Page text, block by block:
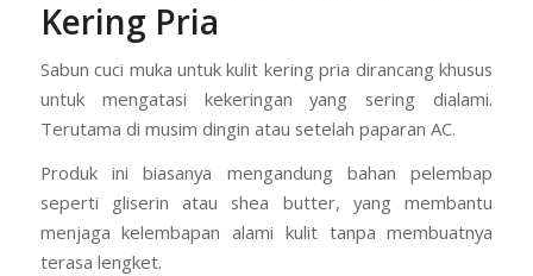
Kering Pria
Sabun cuci muka untuk kulit kering pria dirancang khusus
untuk mengatasi kekeringan yang sering dialami.
Terutama di musim dingin atau setelah paparan AC.
Produk ini biasanya mengandung bahan pelembap
seperti gliserin atau shea butter, yang membantu
menjaga kelembapan alami kulit tanpa membuatnya
terasa lengket.